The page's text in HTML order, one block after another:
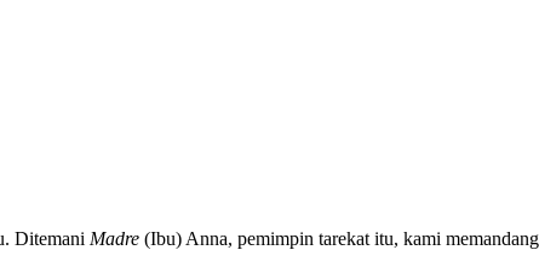
Ditemani Madre (Ibu) Anna, pemimpin tarekat itu, kami